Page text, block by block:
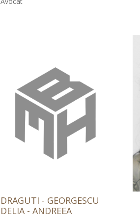
DRAGUTI - GEORGESCU
DELIA - ANDREEA